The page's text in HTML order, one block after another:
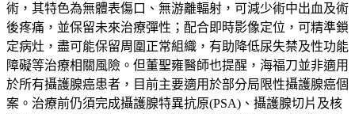
術，其特色為無體表傷口、無游離輻射，可減少術中出血及術
後疼痛，並保留未來治療彈性；配合即時影像定位，可精準鎖
定病灶，盡可能保留周圍正常組織，有助降低尿失禁及性功能
障礙等治療相關風險。但董聖雍醫師也提醒，海福刀並非適用
於所有攝護腺癌患者，目前主要適用於部分局限性攝護腺癌個
案。治療前仍須完成攝護腺特異抗原(PSA)、攝護腺切片及核